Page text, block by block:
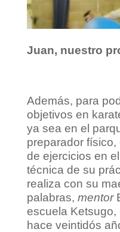
Juan, nuestro
Además, para
objetivos en
ya sea en el
preparador
de ejercicios en
técnica de su
realiza con su
palabras, mentor
escuela Ketsugo,
hace veintidós